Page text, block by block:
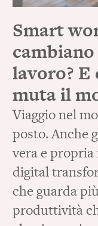
Smart
lavoro?
muta il
Viaggio nel
posto. Anche
vera e
digital
che guarda
produttività